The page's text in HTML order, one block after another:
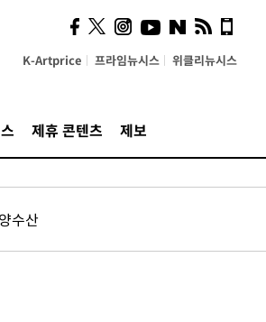
K-Artprice 프라임뉴시스 위클리뉴시스
제휴 콘텐츠 제보
수산